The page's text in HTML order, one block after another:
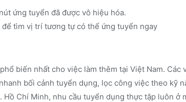
ứng tuyển đã được vô hiệu hóa.
để tìm vị trí tương tự có thể ứng tuyển ngay
biến nhất cho việc làm thêm tại Việt Nam. Các
bối cảnh tuyển dụng, lọc công việc theo kỹ
Hồ Chí Minh, nhu cầu tuyển dụng thực tập luôn ở